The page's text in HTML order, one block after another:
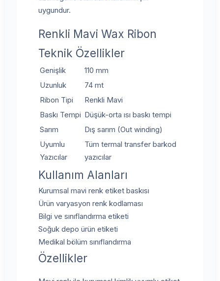
uygundur.
Renkli Mavi Wax Ribon
Teknik Özellikler
Genişlik
110 mm
Uzunluk
74 mt
Ribon Tipi
Renkli Mavi
Baskı Tempi Düşük-orta ısı baskı tempi
Sarım
Dış sarım (Out winding)
Uyumlu
Yazıcılar
Tüm termal transfer barkod
yazıcılar
Kullanım Alanları
Kurumsal mavi renk etiket baskısı
Ürün varyasyon renk kodlaması
Bilgi ve sınıflandırma etiketi
Soğuk depo ürün etiketi
Medikal bölüm sınıflandırma
Özellikler